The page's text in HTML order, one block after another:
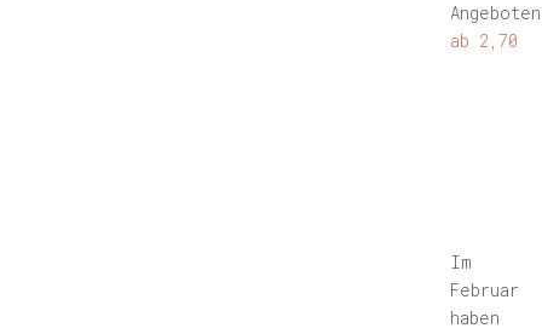
Angeboten
ab 2,70
Im
Februar
haben